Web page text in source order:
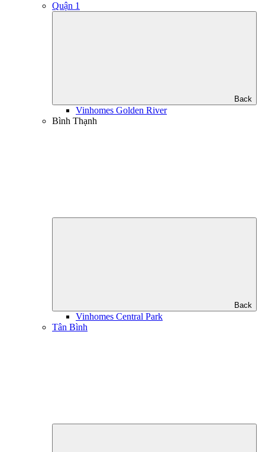
Quận 1
Back
Vinhomes Golden River
Bình Thạnh
Back
Vinhomes Central Park
Tân Bình